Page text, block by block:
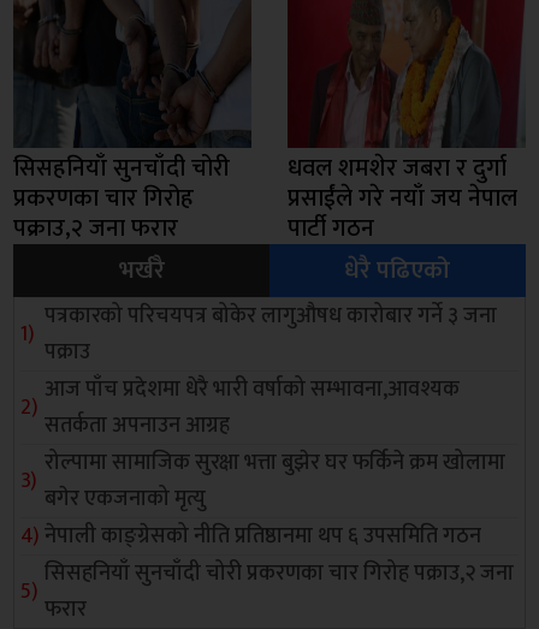
सिसहनियाँ सुनचाँदी चोरी
प्रकरणका चार गिरोह
पक्राउ,२ जना फरार
धवल शमशेर जबरा र दुर्गा
प्रसाईंले गरे नयाँ जय नेपाल
पार्टी गठन
भर्खरै
धेरै पढिएको
पत्रकारको परिचयपत्र बोकेर लागुऔषध कारोबार गर्ने ३ जना
पक्राउ
आज पाँच प्रदेशमा धेरै भारी वर्षाको सम्भावना,आवश्यक
सतर्कता अपनाउन आग्रह
रोल्पामा सामाजिक सुरक्षा भत्ता बुझेर घर फर्किने क्रम खोलामा
बगेर एकजनाको मृत्यु
नेपाली काङ्ग्रेसको नीति प्रतिष्ठानमा थप ६ उपसमिति गठन
सिसहनियाँ सुनचाँदी चोरी प्रकरणका चार गिरोह पक्राउ,२ जना
फरार